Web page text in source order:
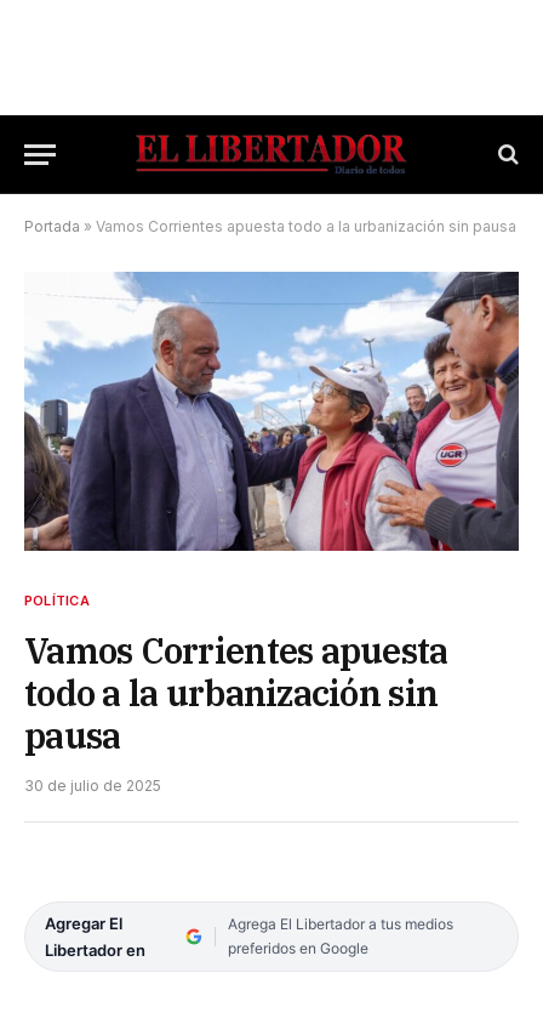
Portada » Vamos Corrientes apuesta todo a la urbanización sin pausa
POLÍTICA
Vamos Corrientes apuesta
todo a la urbanización sin
pausa
30 de julio de 2025
Agregar El
Libertador en
Agrega El Libertador a tus medios
preferidos en Google